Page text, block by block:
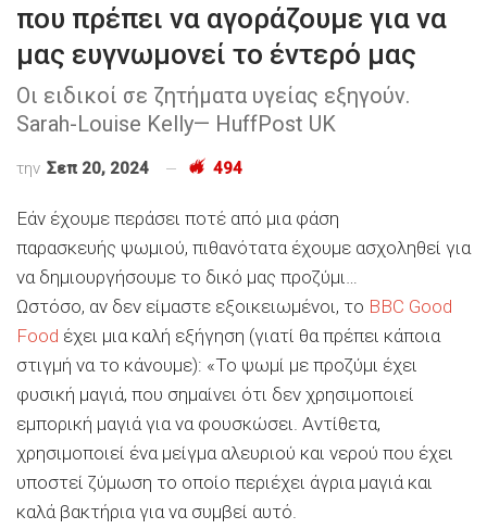
που πρέπει να αγοράζουμε για να
μας ευγνωμονεί το έντερό μας
Οι ειδικοί σε ζητήματα υγείας εξηγούν.
Sarah-Louise Kelly— HuffPost UK
την Σεπ 20, 2024 494
Εάν έχουμε περάσει ποτέ από μια φάση
παρασκευής ψωμιού, πιθανότατα έχουμε ασχοληθεί για
να δημιουργήσουμε το δικό μας προζύμι…
Ωστόσο, αν δεν είμαστε εξοικειωμένοι, το BBC Good
Food έχει μια καλή εξήγηση (γιατί θα πρέπει κάποια
στιγμή να το κάνουμε): «Το ψωμί με προζύμι έχει
φυσική μαγιά, που σημαίνει ότι δεν χρησιμοποιεί
εμπορική μαγιά για να φουσκώσει. Αντίθετα,
χρησιμοποιεί ένα μείγμα αλευριού και νερού που έχει
υποστεί ζύμωση το οποίο περιέχει άγρια μαγιά και
καλά βακτήρια για να συμβεί αυτό.